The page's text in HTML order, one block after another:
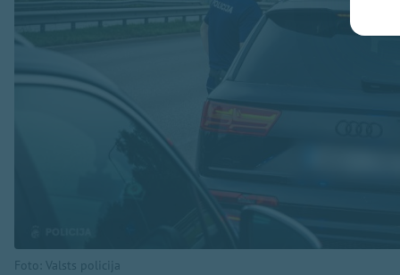
Foto: Valsts policija